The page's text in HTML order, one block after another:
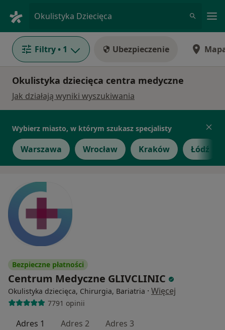
Okulistyka Dziecięca
Filtry • 1 Ubezpieczenie
Okulistyka dziecięca centra medyczne
Jak działają wyniki wyszukiwania
Wybierz miasto, w którym szukasz specjalisty
Warszawa Wrocław Kraków Łódź
Bezpieczne płatności
Centrum Medyczne GLIVCLINIC
Okulistyka dziecięca, Chirurgia, Bariatria · Więcej
7791 opinii
Adres 1 Adres 2 Adres 3